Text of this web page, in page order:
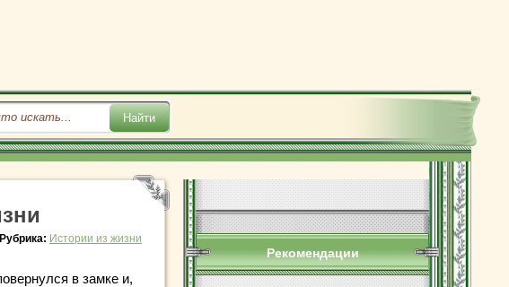
Рубрика: Истории из жизни
в замке и,
Рекомендации